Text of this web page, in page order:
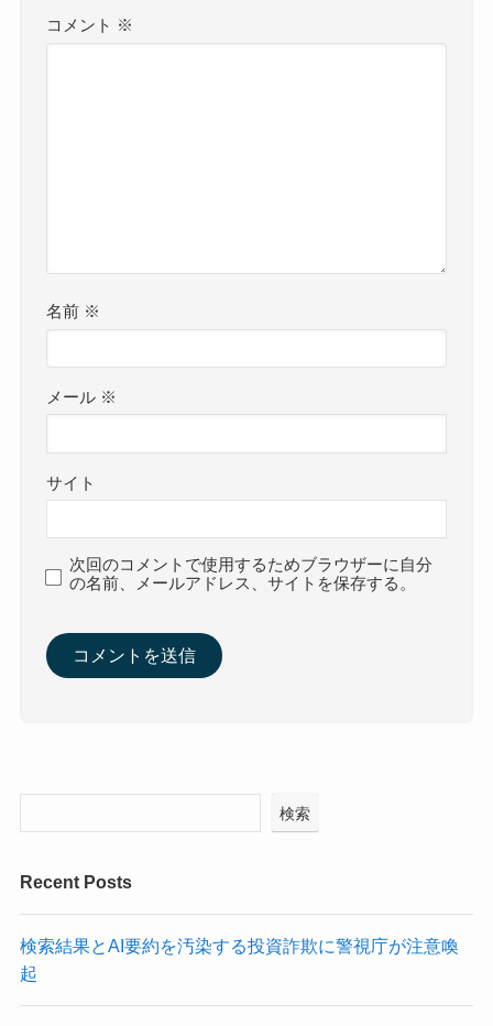
コメント ※
名前 ※
メール ※
サイト
次回のコメントで使用するためブラウザーに自分
の名前、メールアドレス、サイトを保存する。
検索
Recent Posts
検索結果とAI要約を汚染する投資詐欺に警視庁が注意喚
起